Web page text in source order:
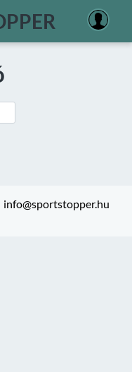
info@sportstopper.hu